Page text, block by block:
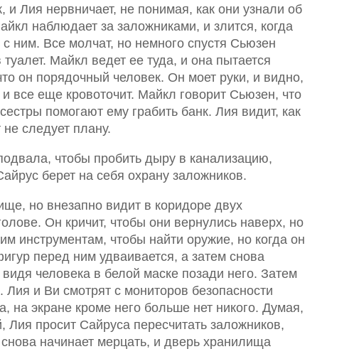
Лия нервничает, не понимая, как они узнали об
наблюдает за заложниками, и злится, когда
ним. Все молчат, но немного спустя Сьюзен
Майкл ведет ее туда, и она пытается
он порядочный человек. Он моет руки, и видно,
все еще кровоточит. Майкл говорит Сьюзен, что
помогают ему грабить банк. Лия видит, как
следует плану.
чтобы пробить дыру в канализацию,
берет на себя охрану заложников.
но внезапно видит в коридоре двух
Он кричит, чтобы они вернулись наверх, но
инструментам, чтобы найти оружие, но когда он
перед ним удваивается, а затем снова
человека в белой маске позади него. Затем
и Ви смотрят с мониторов безопасности
на экране кроме него больше нет никого. Думая,
просит Сайруса пересчитать заложников,
начинает мерцать, и дверь хранилища